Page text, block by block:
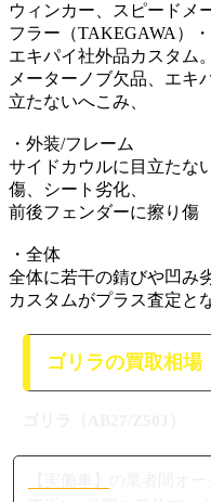
ウィンカー、スピードメ
フラー（TAKEGAWA）・
エキパイ社外品カスタム。
メーターノブ欠品、エキ
立たないへこみ、
・外装/フレーム
サイドカウルに目立たな
傷、シート劣化、
前後フェンダーに擦り傷
・全体
全体に若干の錆びや凹み
カスタムがプラス査定と
ゴリラの買取相場